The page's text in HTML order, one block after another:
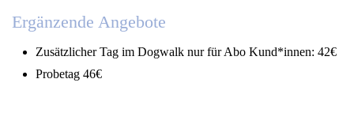
Ergänzende Angebote
Zusätzlicher Tag im Dogwalk nur für Abo Kund*innen: 42€
Probetag 46€